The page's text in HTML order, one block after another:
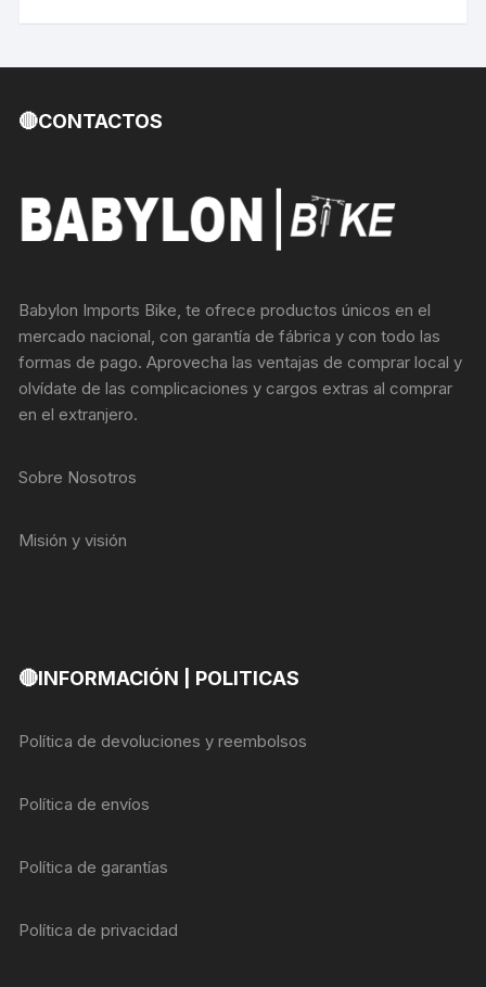
🔴CONTACTOS
Babylon Imports Bike, te ofrece productos únicos en el
mercado nacional, con garantía de fábrica y con todo las
formas de pago. Aprovecha las ventajas de comprar local y
olvídate de las complicaciones y cargos extras al comprar
en el extranjero.
Sobre Nosotros
Misión y visión
🔴INFORMACIÓN | POLITICAS
Política de devoluciones y reembolsos
Política de envíos
Política de garantías
Política de privacidad